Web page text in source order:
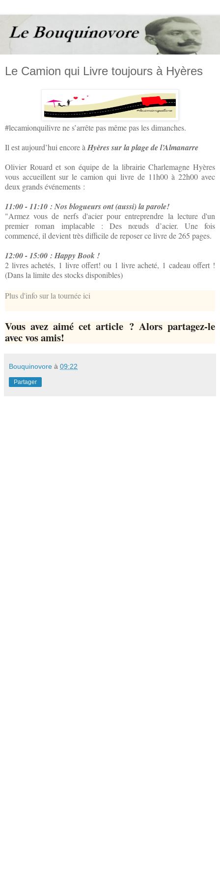
Le Camion qui Livre toujours à Hyères
#lecamionquilivre ne s’arrête pas même pas les dimanches.
Il est aujourd’hui encore àHyères sur la plage de l’Almanarre
Olivier Rouard et son équipe de la librairie Charlemagne Hyères
vous accueillent sur le camion qui livre de 11h00 à 22h00 avec
deux grands événements :
11:00 - 11:10 : Nos blogueurs ont (aussi) la parole!
"Armez vous de nerfs d'acier pour entreprendre la lecture d'un
premier roman implacable : Des nœuds d’acier. Une fois
commencé, il devient très difficile de reposer ce livre de 265 pages.
12:00 - 15:00 : Happy Book !
2 livres achetés, 1 livre offert! ou 1 livre acheté, 1 cadeau offert !
(Dans la limite des stocks disponibles)
Plus d'info sur la tournée ici
Vous avez aimé cet article ? Alors partagez-le
avec vos amis!
Bouquinovore à 09:22
Partager